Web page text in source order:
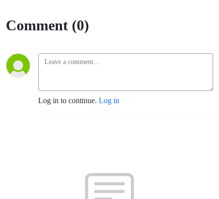
Comment (0)
Log in to continue. Log in